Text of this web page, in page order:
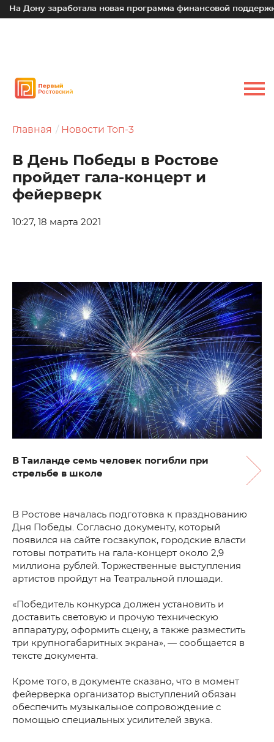
Дону заработала новая программа финансовой поддержки
Главная Новости Топ-3
В День Победы в Ростове
пройдет гала-концерт и
фейерверк
10:27, 18 марта 2021
В Таиланде семь человек погибли при
стрельбе в школе
В Ростове началась подготовка к празднованию
Дня Победы. Согласно документу, который
появился на сайте госзакупок, городские власти
готовы потратить на гала-концерт около 2,9
миллиона рублей. Торжественные выступления
артистов пройдут на Театральной площади.
«Победитель конкурса должен установить и
доставить световую и прочую техническую
аппаратуру, оформить сцену, а также разместить
три крупногабаритных экрана», — сообщается в
тексте документа.
Кроме того, в документе сказано, что в момент
фейерверка организатор выступлений обязан
обеспечить музыкальное сопровождение с
помощью специальных усилителей звука.